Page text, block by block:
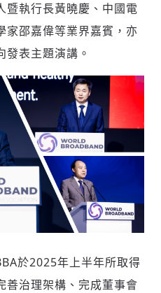
暨執行長黃曉慶、中國電
家邵嘉偉等業界嘉賓，亦
表主題演講。
於2025年上半年所取得
善治理架構、完成董事會